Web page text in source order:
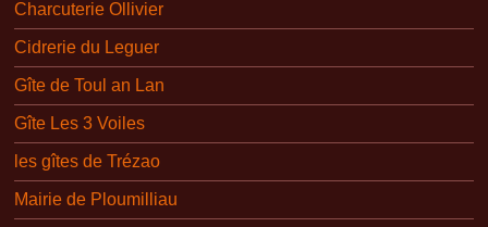
Charcuterie Ollivier
Cidrerie du Leguer
Gîte de Toul an Lan
Gîte Les 3 Voiles
les gîtes de Trézao
Mairie de Ploumilliau